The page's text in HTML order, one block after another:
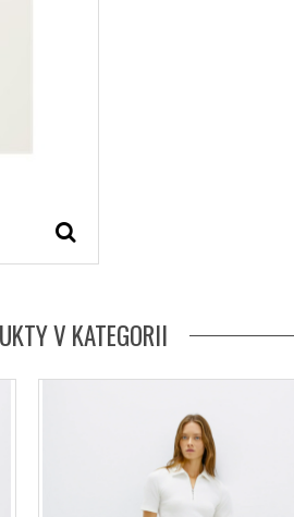
V KATEGORII